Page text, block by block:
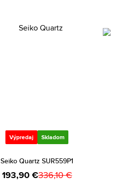
Výpredaj Skladom
Seiko Quartz SUR559P1
193,90 €336,10 €